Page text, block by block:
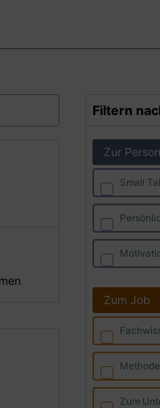
Filtern
Zur Person
Small
Zum Job
Zum